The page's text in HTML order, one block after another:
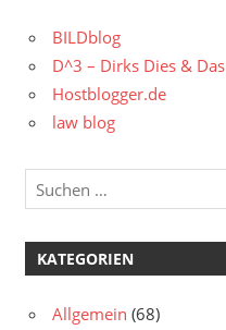
BILDblog
D^3 – Dirks Dies & Das
Hostblogger.de
law blog
KATEGORIEN
Allgemein (68)